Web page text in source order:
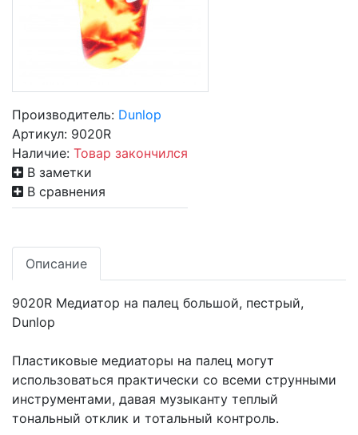
Производитель: Dunlop
Артикул: 9020R
Наличие: Товар закончился
В заметки
В сравнения
Описание
9020R Медиатор на палец большой, пестрый,
Dunlop
Пластиковые медиаторы на палец могут
использоваться практически со всеми струнными
инструментами, давая музыканту теплый
тональный отклик и тотальный контроль.